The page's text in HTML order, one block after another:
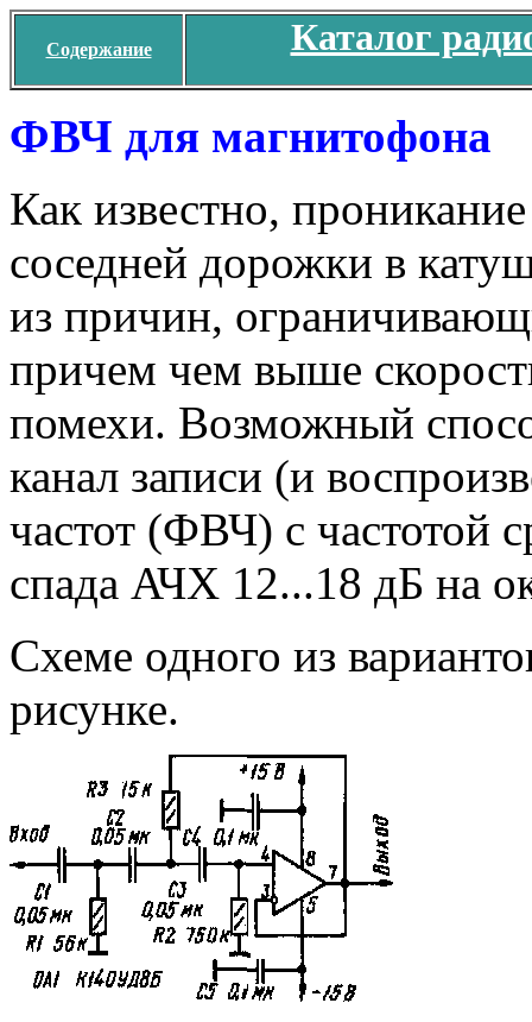
Содержание Каталог
ФВЧ для магнитофона
Как известно,
соседней дорожки в
из причин,
причем чем выше
помехи. Возможный
канал записи (и
частот (ФВЧ) с частотой
спада АЧХ 12...18 дБ на
Схеме одного из
рисунке.